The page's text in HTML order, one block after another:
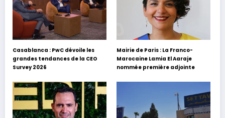
Casablanca : PwC dévoile les
grandes tendances de la CEO
Survey 2026
Mairie de Paris : La Franco-
Marocaine Lamia El Aaraje
nommée première adjointe